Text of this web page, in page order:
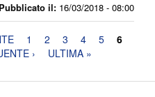
Pubblicato il: 16/03/2018 - 08:00
1 2 3 4 5
6
› ULTIMA »